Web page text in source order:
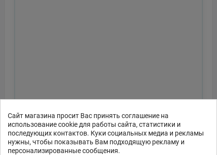
Сайт магазина просит Вас принять соглашение на
использование cookie для работы сайта, статистики и
последующих контактов. Куки социальных медиа и рекламы
нужны, чтобы показывать Вам подходящую рекламу и
персонализированные сообщения.